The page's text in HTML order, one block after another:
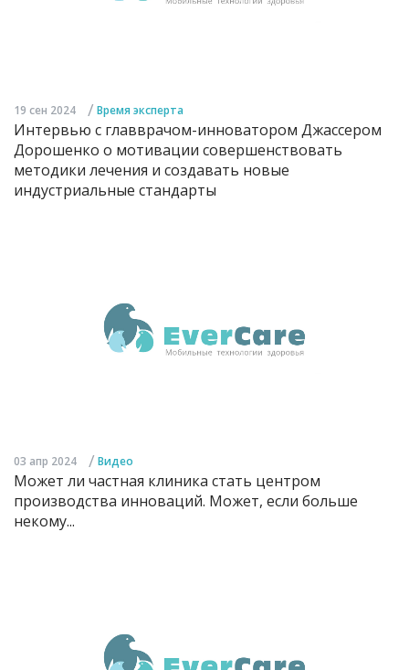
19 сен 2024 / Время эксперта
Интервью с главврачом-инноватором Джассером
Дорошенко о мотивации совершенствовать
методики лечения и создавать новые
индустриальные стандарты
03 апр 2024 / Видео
Может ли частная клиника стать центром
производства инноваций. Может, если больше
некому...